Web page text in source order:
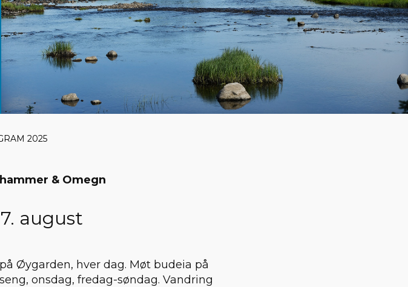
2025
& Omegn
august
Øygarden, hver dag. Møt budeia på
onsdag, fredag-søndag. Vandring